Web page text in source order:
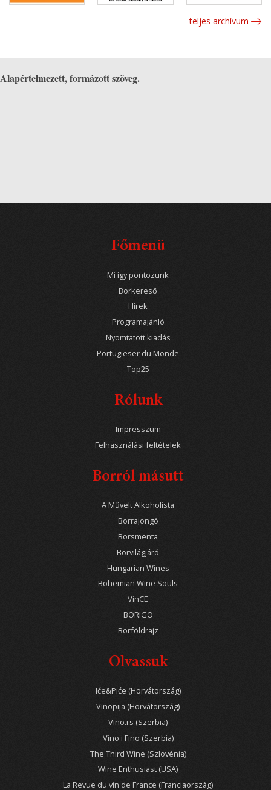
teljes archívum
Alapértelmezett, formázott szöveg.
Főmenü
Mi így pontozunk
Borkereső
Hírek
Programajánló
Nyomtatott kiadás
Portugieser du Monde
Top25
Rólunk
Impresszum
Felhasználási feltételek
Borról másutt
A Művelt Alkoholista
Borrajongó
Borsmenta
Borvilágjáró
Hungarian Wines
Bohemian Wine Souls
VinCE
BORIGO
Borföldrajz
Olvassuk
Iće&Piće (Horvátország)
Vinopija (Horvátország)
Vino.rs (Szerbia)
Vino i Fino (Szerbia)
The Third Wine (Szlovénia)
Wine Enthusiast (USA)
La Revue du vin de France (Franciaország)